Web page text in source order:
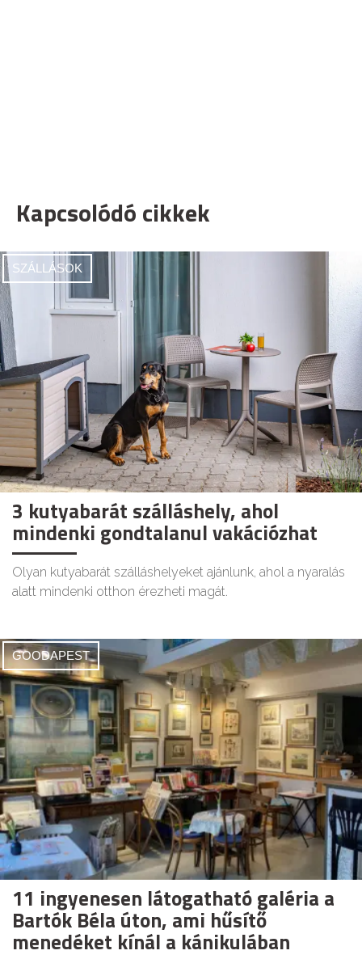
Kapcsolódó cikkek
SZÁLLÁSOK
3 kutyabarát szálláshely, ahol
mindenki gondtalanul vakációzhat
Olyan kutyabarát szálláshelyeket ajánlunk, ahol a nyaralás
alatt mindenki otthon érezheti magát.
GOODAPEST
11 ingyenesen látogatható galéria a
Bartók Béla úton, ami hűsítő
menedéket kínál a kánikulában